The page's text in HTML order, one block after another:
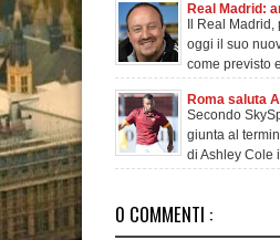
Real Madrid:
Il Real
oggi il suo
come previsto
Roma saluta
Secondo
giunta al
di Ashley Cole
0 COMMENTI :